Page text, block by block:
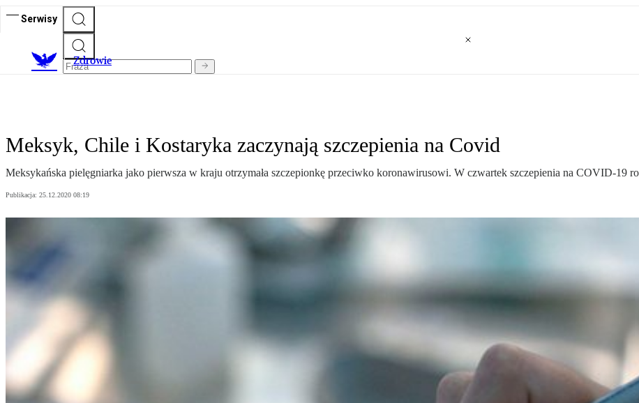
Serwisy
Zdrowie
Meksyk, Chile i Kostaryka zaczynają szczepienia na Covid
Meksykańska pielęgniarka jako pierwsza w kraju otrzymała szczepionkę przeciwko koronawirusowi. W czwartek szczepienia na COVID-19
Publikacja: 25.12.2020 08:19